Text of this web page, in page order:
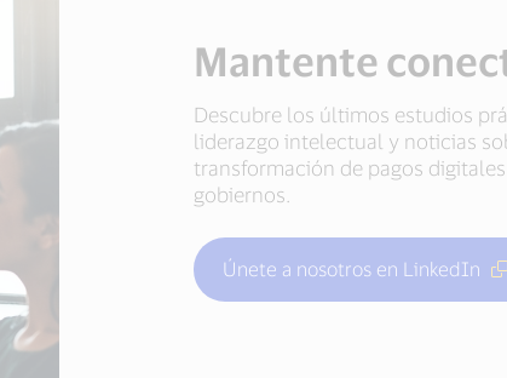
Mantente
Descubre los últimos estudios
liderazgo intelectual y noticias
transformación de pagos
gobiernos.
Únete a nosotros en LinkedIn